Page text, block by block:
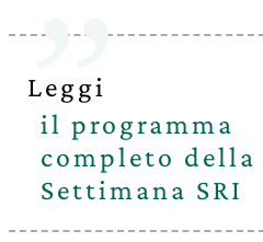
Leggi
il programma
completo della
Settimana SRI